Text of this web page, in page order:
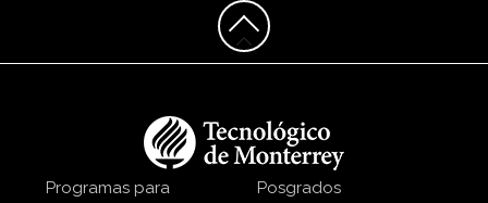
Programas para
Posgrados